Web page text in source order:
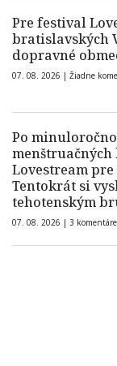
Pre festival
bratislavských
dopravné
07. 08. 2026 | Žiadne
Po
Lovestream
Tentokrát si
tehotenským
07. 08. 2026 | 3 komentáre